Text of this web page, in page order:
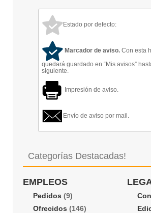
Estado por defecto:
Marcador de aviso. Con esta
quedará guardado en “Mis avisos”
siguiente.
Impresión de aviso.
Envío de aviso por mail.
Categorías Destacadas!
EMPLEOS
Pedidos (9)
Ofrecidos (146)